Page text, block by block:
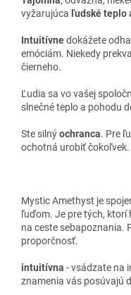
vyžarujúca ľudské teplo
Intuitívnedokážete
emóciám. Niekedy
čierneho.
Ľudia sa vo vašej
slnečné teplo a pohodu
Ste silnýochranca. Pre
ochotná urobiť čokoľvek.
Mystic Amethyst je
ľuďom. Je pre tých, ktorí
na ceste sebapoznania.
proporčnosť.
intuitívna - vsádzate na
znamenia vás posúvajú